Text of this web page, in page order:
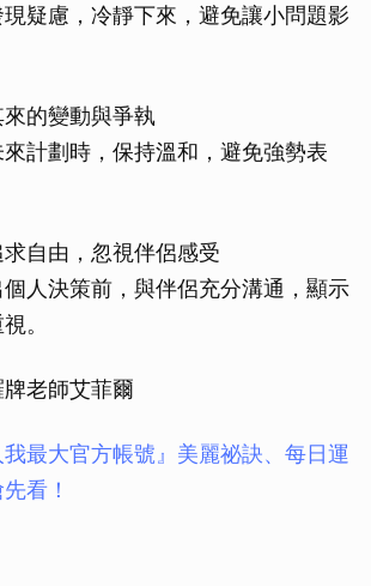
疑慮，冷靜下來，避免讓小問題影
的變動與爭執
計劃時，保持溫和，避免強勢表
求自由，忽視伴侶感受
人決策前，與伴侶充分溝通，顯示
。
老師艾菲爾
最大官方帳號』美麗祕訣、每日運
看！